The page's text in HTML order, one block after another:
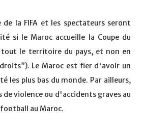
de la FIFA et les spectateurs seront
si le Maroc accueille la Coupe du
tout le territoire du pays, et non en
Le Maroc est fier d'avoir un
les plus bas du monde. Par ailleurs,
de violence ou d'accidents graves au
au Maroc.